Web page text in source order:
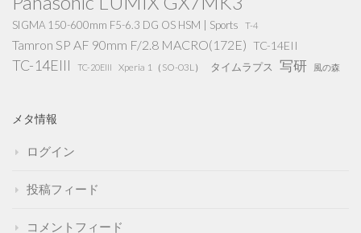
SIGMA 150-600mm F5-6.3 DG OS HSM | Sports T-4
Tamron SP AF 90mm F/2.8 MACRO(172E) TC-14EII
TC-14EIII TC-20EIII Xperia 1（SO-03L） タイムラプス 写研 風の森
メタ情報
ログイン
投稿フィード
コメントフィード